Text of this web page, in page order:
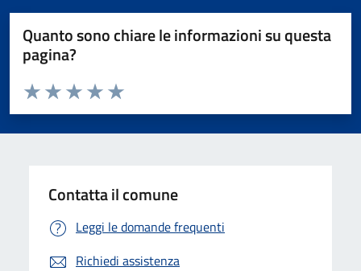
Quanto sono chiare le informazioni su questa
pagina?
Valuta da 1 a 5 stelle la pagina
Valuta 5 stelle su 5
Valuta 4 stelle su 5
Valuta 3 stelle su 5
Valuta 2 stelle su 5
Valuta 1 stelle su 5
Contatta il comune
Leggi le domande frequenti
Richiedi assistenza